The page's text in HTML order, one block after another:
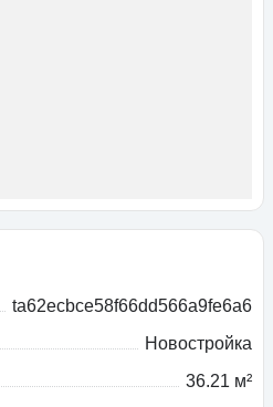
ta62ecbce58f66dd566a9fe6a6
Новостройка
36.21 м²